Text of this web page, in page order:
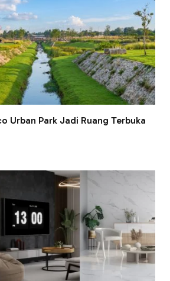
Urban Park Jadi Ruang Terbuka